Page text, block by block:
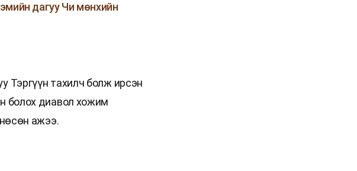
дагуу Чи мөнхийн
Тэргүүн тахилч болж ирсэн
болох диавол хожим
ажээ.